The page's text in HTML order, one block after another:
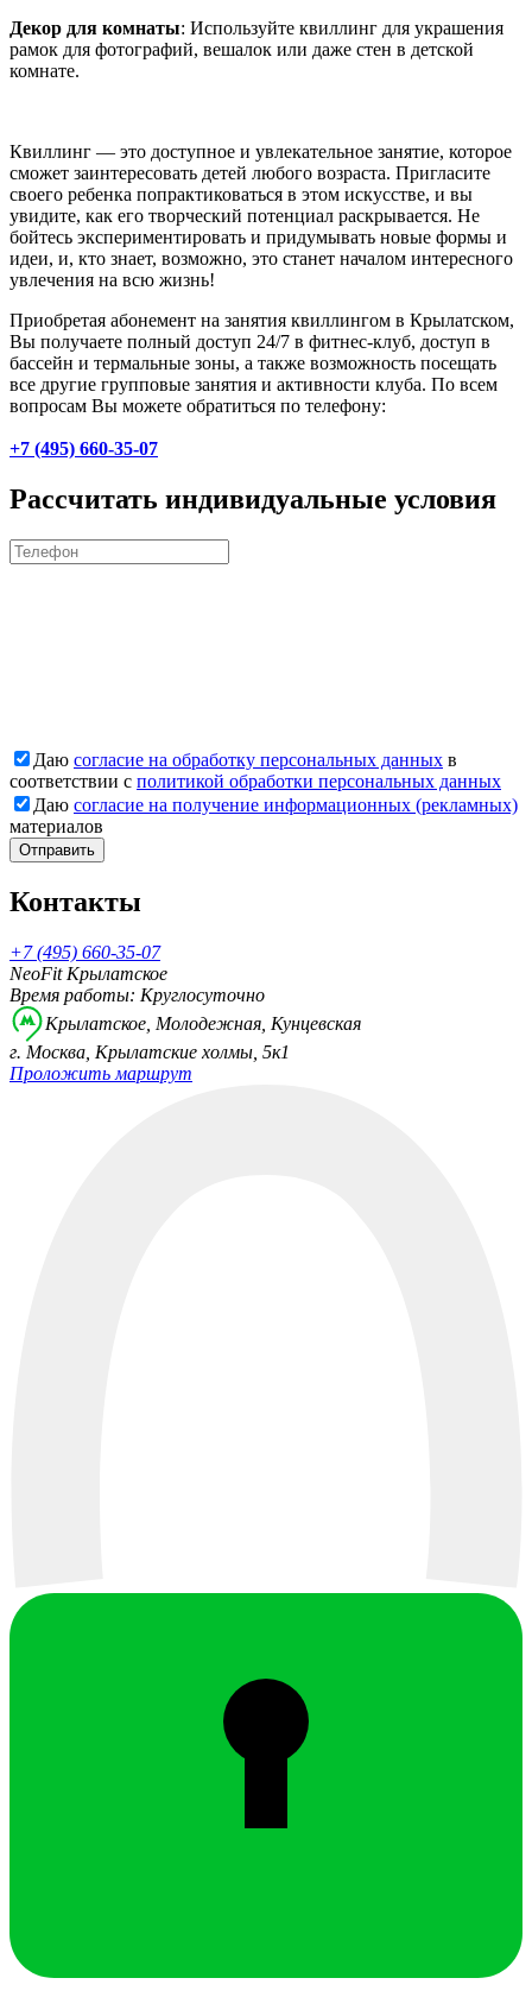
Декор для комнаты: Используйте квиллинг для украшения
рамок для фотографий, вешалок или даже стен в детской
комнате.
Квиллинг — это доступное и увлекательное занятие, которое
сможет заинтересовать детей любого возраста. Пригласите
своего ребенка попрактиковаться в этом искусстве, и вы
увидите, как его творческий потенциал раскрывается. Не
бойтесь экспериментировать и придумывать новые формы и
идеи, и, кто знает, возможно, это станет началом интересного
увлечения на всю жизнь!
Приобретая абонемент на занятия квиллингом в Крылатском,
Вы получаете полный доступ 24/7 в фитнес-клуб, доступ в
бассейн и термальные зоны, а также возможность посещать
все другие групповые занятия и активности клуба. По всем
вопросам Вы можете обратиться по телефону:
+7 (495) 660-35-07
Рассчитать индивидуальные условия
Даю согласие на обработку персональных данных в
соответствии с политикой обработки персональных данных
Даю согласие на получение информационных (рекламных)
материалов
Отправить
Контакты
+7 (495) 660-35-07
NeoFit Крылатское
Время работы: Круглосуточно
Крылатское, Молодежная, Кунцевская
г. Москва, Крылатские холмы, 5к1
Проложить маршрут